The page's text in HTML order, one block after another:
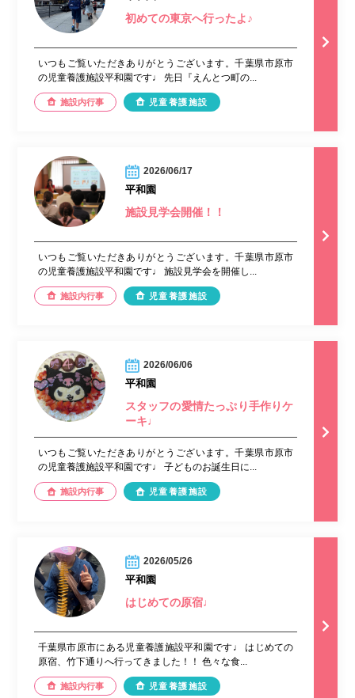
初めての東京へ行ったよ♪
いつもご覧いただきありがとうございます。千葉県市原市
の児童養護施設平和園です♩ 先日『えんとつ町の...
施設内行事 児童養護施設
2026/06/17
平和園
施設見学会開催！！
いつもご覧いただきありがとうございます。千葉県市原市
の児童養護施設平和園です♩ 施設見学会を開催し...
施設内行事 児童養護施設
2026/06/06
平和園
スタッフの愛情たっぷり手作りケ
ーキ♩
いつもご覧いただきありがとうございます。千葉県市原市
の児童養護施設平和園です♩ 子どものお誕生日に...
施設内行事 児童養護施設
2026/05/26
平和園
はじめての原宿♩
千葉県市原市にある児童養護施設平和園です♩ はじめての
原宿、竹下通りへ行ってきました！！ 色々な食...
施設内行事 児童養護施設